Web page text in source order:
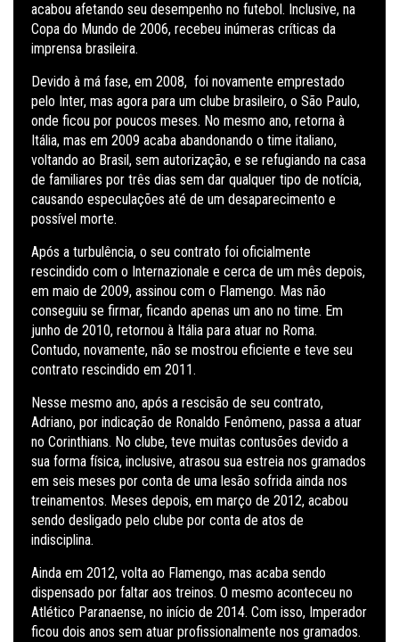
acabou afetando seu desempenho no futebol. Inclusive, na
Copa do Mundo de 2006, recebeu inúmeras críticas da
imprensa brasileira.
Devido à má fase, em 2008, foi novamente emprestado
pelo Inter, mas agora para um clube brasileiro, o São Paulo,
onde ficou por poucos meses. No mesmo ano, retorna à
Itália, mas em 2009 acaba abandonando o time italiano,
voltando ao Brasil, sem autorização, e se refugiando na casa
de familiares por três dias sem dar qualquer tipo de notícia,
causando especulações até de um desaparecimento e
possível morte.
Após a turbulência, o seu contrato foi oficialmente
rescindido com o Internazionale e cerca de um mês depois,
em maio de 2009, assinou com o Flamengo. Mas não
conseguiu se firmar, ficando apenas um ano no time. Em
junho de 2010, retornou à Itália para atuar no Roma.
Contudo, novamente, não se mostrou eficiente e teve seu
contrato rescindido em 2011.
Nesse mesmo ano, após a rescisão de seu contrato,
Adriano, por indicação de Ronaldo Fenômeno, passa a atuar
no Corinthians. No clube, teve muitas contusões devido a
sua forma física, inclusive, atrasou sua estreia nos gramados
em seis meses por conta de uma lesão sofrida ainda nos
treinamentos. Meses depois, em março de 2012, acabou
sendo desligado pelo clube por conta de atos de
indisciplina.
Ainda em 2012, volta ao Flamengo, mas acaba sendo
dispensado por faltar aos treinos. O mesmo aconteceu no
Atlético Paranaense, no início de 2014. Com isso, Imperador
ficou dois anos sem atuar profissionalmente nos gramados.